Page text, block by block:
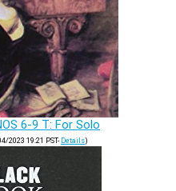
6-9 T: For Solo
2023 19:21 PST- Details)